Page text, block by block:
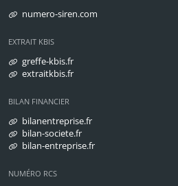
numero-siren.com
EXTRAIT KBIS
greffe-kbis.fr
extraitkbis.fr
BILAN FINANCIER
bilanentreprise.fr
bilan-societe.fr
bilan-entreprise.fr
NUMÉRO RCS